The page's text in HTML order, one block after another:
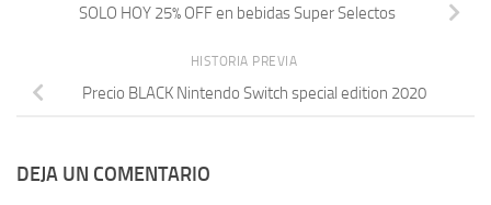
SOLO HOY 25% OFF en bebidas Super Selectos
HISTORIA PREVIA
Precio BLACK Nintendo Switch special edition 2020
DEJA UN COMENTARIO